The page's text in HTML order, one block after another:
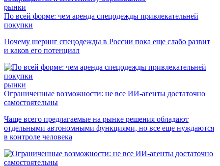
рынки
По всей форме: чем аренда спецодежды привлекательней
покупки
Почему шеринг спецодежды в России пока еще слабо развит
и каков его потенциал
рынки
Ограниченные возможности: не все ИИ-агенты достаточно
самостоятельны
Чаще всего предлагаемые на рынке решения обладают
отдельными автономными функциями, но все еще нуждаются
в контроле человека